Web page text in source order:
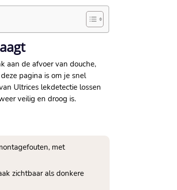
aan de afvoer van douche,
pagina is om je snel
Ultrices lekdetectie lossen
veilig en droog is.​
met
zichtbaar als donkere